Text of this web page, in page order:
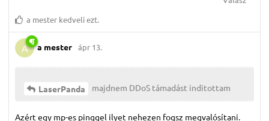
a mester kedveli ezt.
A a mester ápr 13.
LaserPanda majdnem DDoS támadást inditottam
Azért egy mp-es pinggel ilyet nehezen fogsz megvalósítani.